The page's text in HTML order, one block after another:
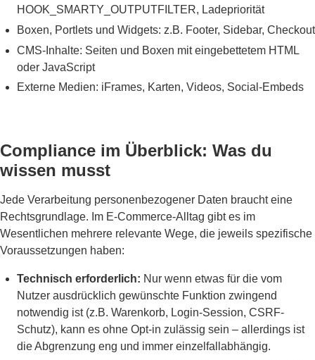
HOOK_SMARTY_OUTPUTFILTER, Ladepriorität
Boxen, Portlets und Widgets: z.B. Footer, Sidebar, Checkout
CMS-Inhalte: Seiten und Boxen mit eingebettetem HTML
oder JavaScript
Externe Medien: iFrames, Karten, Videos, Social-Embeds
Compliance im Überblick: Was du
wissen musst
Jede Verarbeitung personenbezogener Daten braucht eine
Rechtsgrundlage. Im E-Commerce-Alltag gibt es im
Wesentlichen mehrere relevante Wege, die jeweils spezifische
Voraussetzungen haben:
Technisch erforderlich: Nur wenn etwas für die vom
Nutzer ausdrücklich gewünschte Funktion zwingend
notwendig ist (z.B. Warenkorb, Login-Session, CSRF-
Schutz), kann es ohne Opt-in zulässig sein – allerdings ist
die Abgrenzung eng und immer einzelfallabhängig.